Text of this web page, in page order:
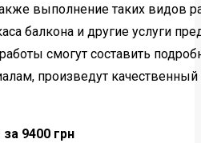
выполнение таких видов
балкона и другие услуги
смогут составить
произведут
9400 грн